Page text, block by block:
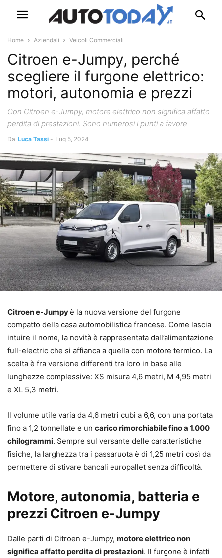
Home Aziendali Veicoli Commerciali
Citroen e-Jumpy, perché
scegliere il furgone elettrico:
motori, autonomia e prezzi
Con Citroen e-Jumpy, motore elettrico non significa affatto
perdita di prestazioni. Sono numerosi i punti a favore
Da Luca Tassi - Lug 5, 2024
Citroen e-Jumpyè la nuova versione del furgone
compatto della casa automobilistica francese. Come lascia
intuire il nome, la novità è rappresentata dall’alimentazione
full-electric che si affianca a quella con motore termico. La
scelta è fra versione differenti tra loro in base alle
lunghezze complessive: XS misura 4,6 metri, M 4,95 metri
e XL 5,3 metri.
Il volume utile varia da 4,6 metri cubi a 6,6, con una portata
fino a 1,2 tonnellate e un carico rimorchiabile fino a 1.000
chilogrammi. Sempre sul versante delle caratteristiche
fisiche, la larghezza tra i passaruota è di 1,25 metri così da
permettere di stivare bancali europallet senza difficoltà.
Motore, autonomia, batteria e
prezzi Citroen e-Jumpy
Dalle parti di Citroen e-Jumpy, motore elettrico non
significa affatto perdita di prestazioni. Il furgone è infatti